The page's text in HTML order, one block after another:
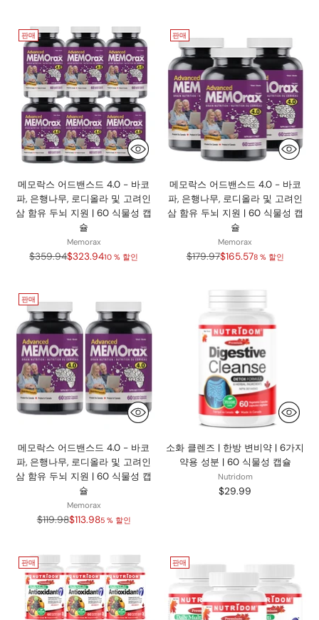
판매
메모락스 어드밴스드 4.0 - 바코
파, 은행나무, 로디올라 및 고려인
삼 함유 두뇌 지원 | 60 식물성 캡
슐
Memorax
정
$359.94$323.9410 % 할인
판매
메모락스 어드밴스드 4.0 - 바코
파, 은행나무, 로디올라 및 고려인
삼 함유 두뇌 지원 | 60 식물성 캡
슐
Memorax
정
$179.97$165.578 % 할인
판매
메모락스 어드밴스드 4.0 - 바코
파, 은행나무, 로디올라 및 고려인
삼 함유 두뇌 지원 | 60 식물성 캡
슐
Memorax
정
$119.98$113.985 % 할인
소화 클렌즈 | 한방 변비약 | 6가지
약용 성분 | 60 식물성 캡슐
Nutridom
$29.99
판매 판매